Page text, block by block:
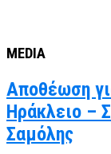
MEDIA
Αποθέωση
Ηράκλειο –
Σαμόλης